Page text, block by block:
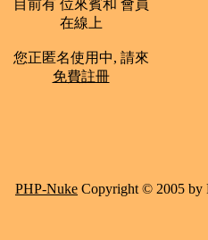
目前有 位來賓和 會員
在線上
您正匿名使用中, 請來
免費註冊
PHP-Nuke Copyright © 2005 by